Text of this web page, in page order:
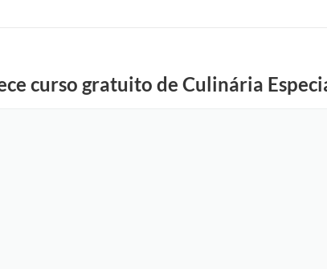
curso gratuito de Culinária